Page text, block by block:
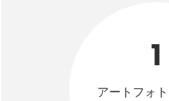
1
アートフォ